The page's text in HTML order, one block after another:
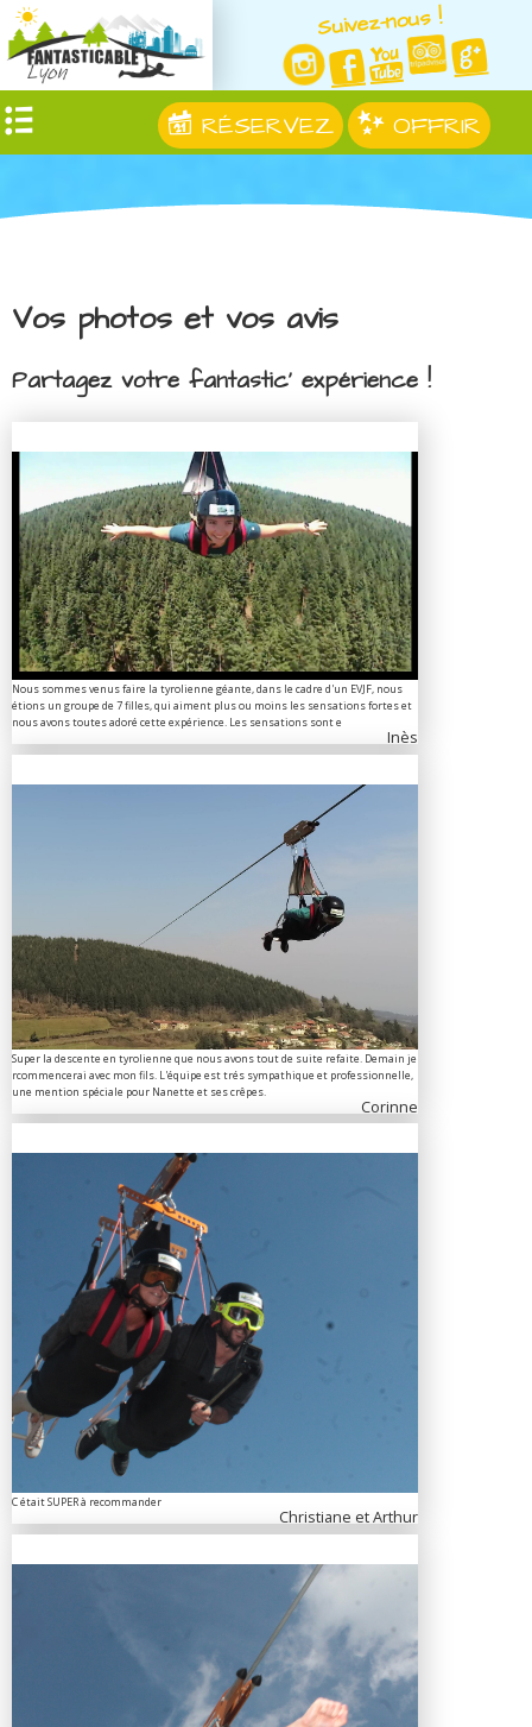
Suivez-nous !
RÉSERVEZ OFFRIR
Vos photos et vos avis
Partagez votre fantastic' expérience !
Nous sommes venus faire la tyrolienne géante, dans le cadre d'un EVJF, nous
étions un groupe de 7 filles, qui aiment plus ou moins les sensations fortes et
nous avons toutes adoré cette expérience. Les sensations sont e
Inès
Super la descente en tyrolienne que nous avons tout de suite refaite. Demain je
rcommencerai avec mon fils. L'équipe est trés sympathique et professionnelle,
une mention spéciale pour Nanette et ses crêpes.
Corinne
C était SUPER à recommander
Christiane et Arthur